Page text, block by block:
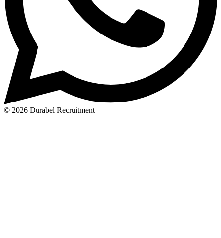
© 2026 Durabel Recruitment